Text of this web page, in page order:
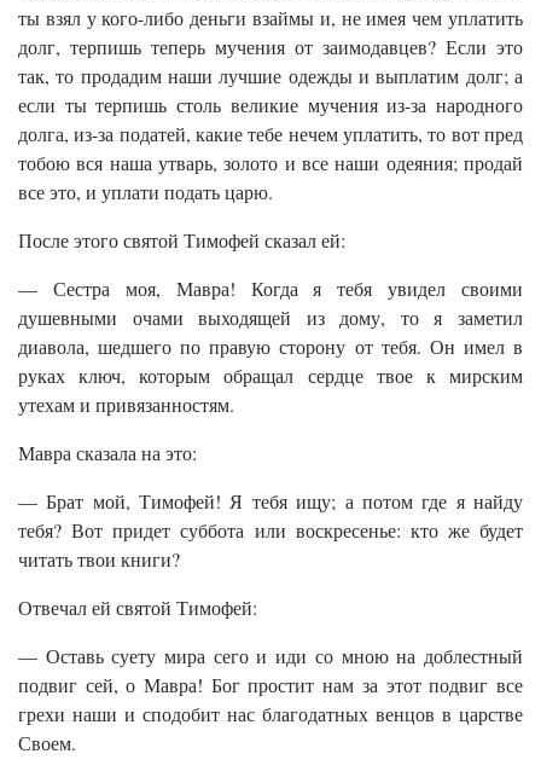
ты взял у кого-либо деньги взаймы и, не имея чем уплатить
долг, терпишь теперь мучения от заимодавцев? Если это
так, то продадим наши лучшие одежды и выплатим долг; а
если ты терпишь столь великие мучения из-за народного
долга, из-за податей, какие тебе нечем уплатить, то вот пред
тобою вся наша утварь, золото и все наши одеяния; продай
все это, и уплати подать царю.
После этого святой Тимофей сказал ей:
— Сестра моя, Мавра! Когда я тебя увидел своими
душевными очами выходящей из дому, то я заметил
диавола, шедшего по правую сторону от тебя. Он имел в
руках ключ, которым обращал сердце твое к мирским
утехам и привязанностям.
Мавра сказала на это:
— Брат мой, Тимофей! Я тебя ищу; а потом где я найду
тебя? Вот придет суббота или воскресенье: кто же будет
читать твои книги?
Отвечал ей святой Тимофей:
— Оставь суету мира сего и иди со мною на доблестный
подвиг сей, о Мавра! Бог простит нам за этот подвиг все
грехи наши и сподобит нас благодатных венцов в царстве
Своем.